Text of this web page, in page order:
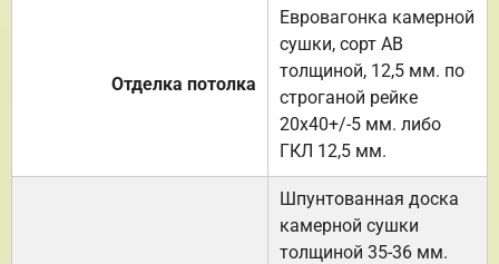
Отделка потолка
Евровагонка камерной
сушки, сорт АВ
толщиной, 12,5 мм. по
строганой рейке
20х40+/-5 мм. либо
ГКЛ 12,5 мм.
Шпунтованная доска
камерной сушки
толщиной 35-36 мм.